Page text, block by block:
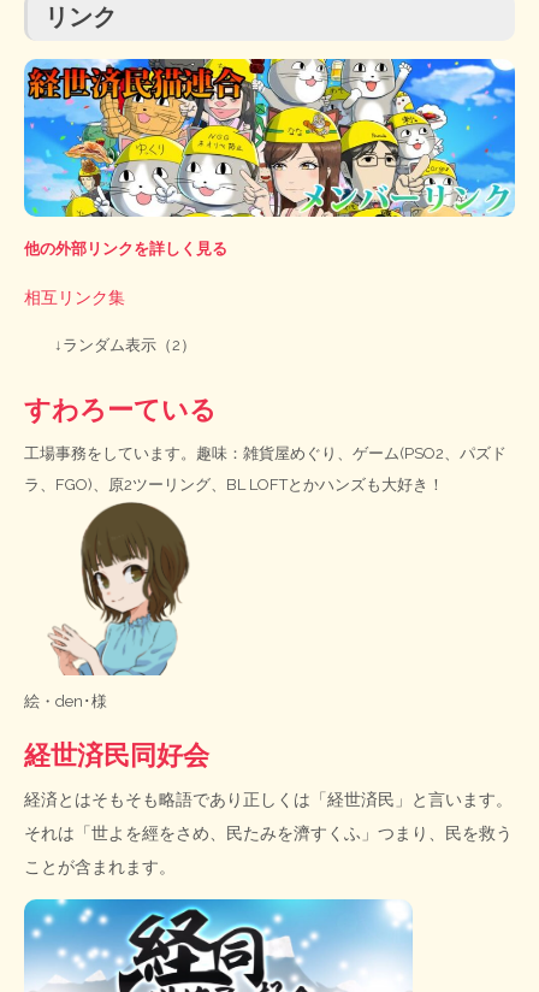
リンク
他の外部リンクを詳しく見る
相互リンク集
↓ランダム表示（2）
すわろーている
工場事務をしています。趣味：雑貨屋めぐり、ゲーム(PSO2、パズド
ラ、FGO)、原2ツーリング、BL LOFTとかハンズも大好き！
絵・ den･様
経世済民同好会
経済とはそもそも略語であり正しくは「経世済民」と言います。
それは「世よを經をさめ、民たみを濟すくふ」つまり、民を救う
ことが含まれます。